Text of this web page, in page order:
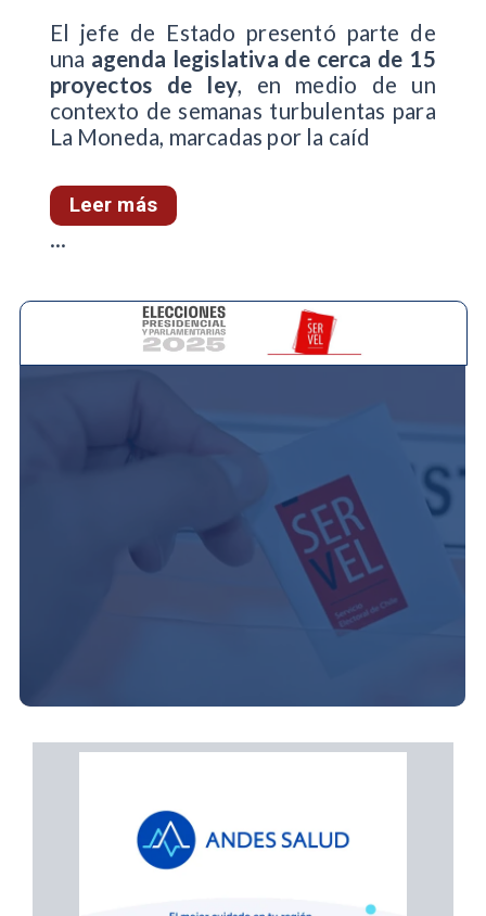
El jefe de Estado presentó parte de
una agenda legislativa de cerca de 15
proyectos de ley, en medio de un
contexto de semanas turbulentas para
La Moneda, marcadas por la caíd
Leer más
...